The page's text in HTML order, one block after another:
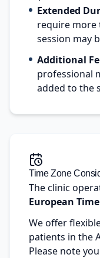
Extended
require more
session may
Additional
professional
added to the
Time Zone
The clinic
European Time
We offer
patients in the
Please note